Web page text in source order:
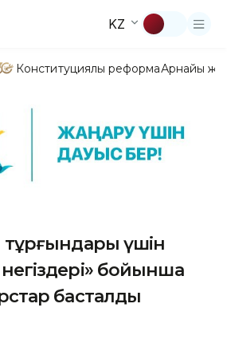
KZ
Конституциялық реформаАрнайы
тұрғындары үшін
негіздері» бойынша
басталды